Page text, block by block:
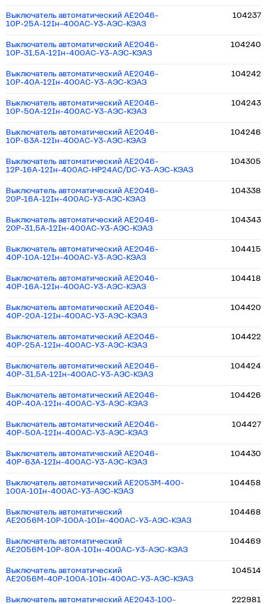
Выключатель автоматический АЕ2046-
10Р-25А-12Iн-400AC-У3-АЭС-КЭАЗ
104237
Выключатель автоматический АЕ2046-
10Р-31,5А-12Iн-400AC-У3-АЭС-КЭАЗ
104240
Выключатель автоматический АЕ2046-
10Р-40А-12Iн-400AC-У3-АЭС-КЭАЗ
104242
Выключатель автоматический АЕ2046-
10Р-50А-12Iн-400AC-У3-АЭС-КЭАЗ
104243
Выключатель автоматический АЕ2046-
10Р-63А-12Iн-400AC-У3-АЭС-КЭАЗ
104246
Выключатель автоматический АЕ2046-
12Р-16А-12Iн-400AC-НР24AC/DC-У3-АЭС-КЭАЗ
104305
Выключатель автоматический АЕ2046-
20Р-16А-12Iн-400AC-У3-АЭС-КЭАЗ
104338
Выключатель автоматический АЕ2046-
20Р-31,5А-12Iн-400AC-У3-АЭС-КЭАЗ
104343
Выключатель автоматический АЕ2046-
40Р-10А-12Iн-400AC-У3-АЭС-КЭАЗ
104415
Выключатель автоматический АЕ2046-
40Р-16А-12Iн-400AC-У3-АЭС-КЭАЗ
104418
Выключатель автоматический АЕ2046-
40Р-20А-12Iн-400AC-У3-АЭС-КЭАЗ
104420
Выключатель автоматический АЕ2046-
40Р-25А-12Iн-400AC-У3-АЭС-КЭАЗ
104422
Выключатель автоматический АЕ2046-
40Р-31,5А-12Iн-400AC-У3-АЭС-КЭАЗ
104424
Выключатель автоматический АЕ2046-
40Р-40А-12Iн-400AC-У3-АЭС-КЭАЗ
104426
Выключатель автоматический АЕ2046-
40Р-50А-12Iн-400AC-У3-АЭС-КЭАЗ
104427
Выключатель автоматический АЕ2046-
40Р-63А-12Iн-400AC-У3-АЭС-КЭАЗ
104430
Выключатель автоматический АЕ2053М-400-
100А-10Iн-400AC-У3-АЭС-КЭАЗ
104458
Выключатель автоматический
АЕ2056М-10Р-100А-10Iн-400AC-У3-АЭС-КЭАЗ
104468
Выключатель автоматический
АЕ2056М-10Р-80А-10Iн-400AC-У3-АЭС-КЭАЗ
104469
Выключатель автоматический
АЕ2056М-40Р-100А-10Iн-400AC-У3-АЭС-КЭАЗ
104514
Выключатель автоматический АЕ2043-100- 222981